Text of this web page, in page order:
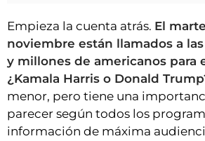
OPINIÓN
GALERÍAS
VÍDEOS
CONTACTAR
FIESTAS EN EL ALTO ARAGÓN
Empieza la cuenta atrás. El
noviembre están llamados a
y millones de americanos para
¿Kamala Harris o Donald
menor, pero tiene una
parecer según todos los
información de máxima